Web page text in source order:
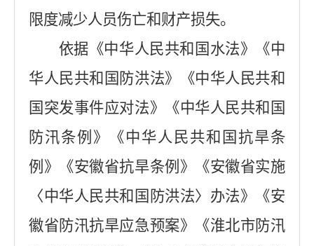
限度减少人员伤亡和财产损失。
依据 《中华人民共和国水法》《中
华人民共和国防洪法》《中华人民共和
国突发事件应对法》《中华人民共和国
防汛条例》《中华人民共和国抗旱条
例》《安徽省抗旱条例》《安徽省实施
〈中华人民共和国防洪法〉办法》《安
徽省防汛抗旱应急预案》《淮北市防汛